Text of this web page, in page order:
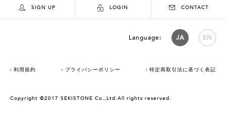
SIGN UP LOGIN CONTACT
Language: JA EN
利用規約 プライバシーポリシー 特定商取引法に基づく表記
Copyright ©2017 SEKISTONE Co.,Ltd.All rights reserved.